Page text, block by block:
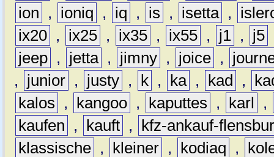
ion
, ioniq , iq , is , isetta ,
ix20 , ix25 , ix35 , ix55 , j1 , j5
jeep , jetta , jimny , joice ,
,
junior , justy , k , ka , kad ,
kalos
, kangoo , kaputtes , karl
,
kaufen
, kauft ,
kfz-ankauf-
klassische , kleiner , kodiaq ,